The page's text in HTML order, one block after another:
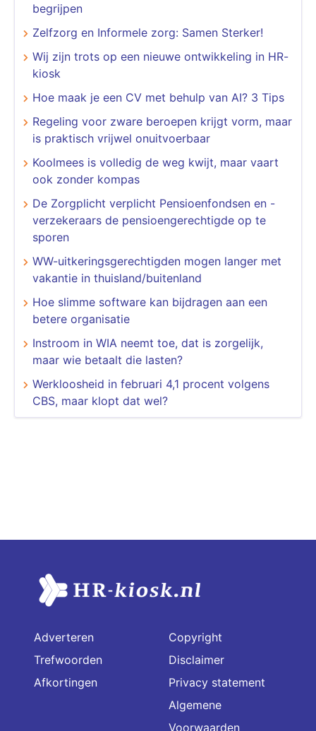
begrijpen
​​​​​​​Zelfzorg en Informele zorg: Samen Sterker!
Wij zijn trots op een nieuwe ontwikkeling in HR-
kiosk
Hoe maak je een CV met behulp van AI? 3 Tips
Regeling voor zware beroepen krijgt vorm, maar
is praktisch vrijwel onuitvoerbaar
Koolmees is volledig de weg kwijt, maar vaart
ook zonder kompas
De Zorgplicht verplicht Pensioenfondsen en -
verzekeraars de pensioengerechtigde op te
sporen
WW-uitkeringsgerechtigden mogen langer met
vakantie in thuisland/buitenland
Hoe slimme software kan bijdragen aan een
betere organisatie
​​​​​​​Instroom in WIA neemt toe, dat is zorgelijk,
maar wie betaalt die lasten?
Werkloosheid in februari 4,1 procent volgens
CBS, maar klopt dat wel?
Adverteren
Trefwoorden
Afkortingen
Copyright
Disclaimer
Privacy statement
Algemene
Voorwaarden